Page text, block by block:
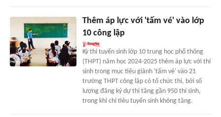
Thêm áp lực với 'tấm vé' vào lớp
10 công lập
Kỳ thi tuyển sinh lớp 10 trung học phổ thông
(THPT) năm học 2024-2025 thêm áp lực với thí
sinh trong mục tiêu giành 'tấm vé' vào 21
trường THPT công lập có tổ chức thi, bởi số
lượng đăng ký dự thi tăng gần 950 thí sinh,
trong khi chỉ tiêu tuyển sinh không tăng.